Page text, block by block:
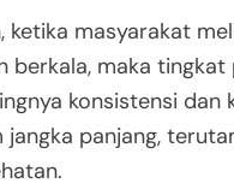
ketika masyarakat
berkala, maka
konsistensi
panjang,